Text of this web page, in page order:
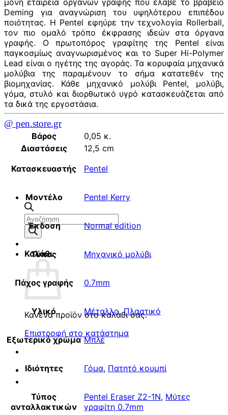
Αναζήτηση
προϊόντων
Καλάθι
Κανένα προϊόν στο καλάθι σας.
Επιστροφή στο κατάστημα
Deming για αναγνώριση του υψηλότερου επιπέδου
ποιότητας. Η Pentel εφηύρε την τεχνολογία Rollerball,
τον πιο ομαλό τρόπο έκφρασης ιδεών στα όργανα
γραφής. Ο πρωτοπόρος γραφίτης της Pentel είναι
παγκοσμίως αναγνωρισμένος και το Super Hi-Polymer
Lead είναι ο ηγέτης της αγοράς. Τα κορυφαία μηχανικά
μολύβια της παραμένουν το σήμα κατατεθέν της
βιομηχανίας. Κάθε μηχανικό μολύβι Pentel, μολύβι,
γόμα, στυλό και διορθωτικό υγρό κατασκευάζεται από
τα δικά της εργοστάσια.
@ pen.store.gr
Βάρος
0,05 κ.
Διαστάσεις
12,5 cm
Κατασκευαστής
Pentel
Μοντέλο Pentel Kerry
Έκδοση Normal edition
Τύπος Μηχανικό μολύβι
Πάχος γραφής 0.7mm
Υλικό Μέταλλο,Πλαστικό
Εξωτερικό χρώμα Μπλέ
Ιδιότητες Γόμα, Πατητό κουμπί
Τύπος
ανταλλακτικών
Pentel Eraser Z2-1N, Μύτες
γραφίτη 0.7mm